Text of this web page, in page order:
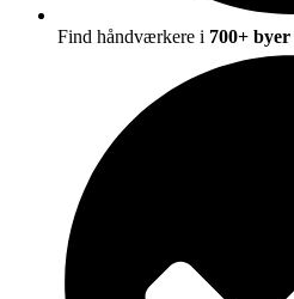
Find håndværkere i 700+ byer